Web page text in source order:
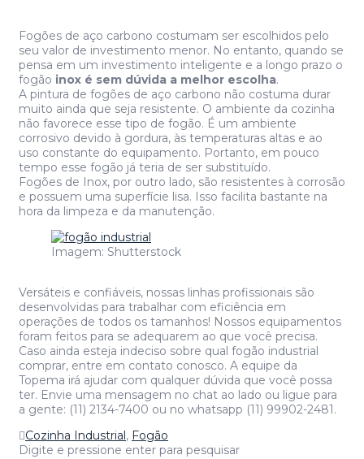
Fogões de aço carbono costumam ser escolhidos pelo
seu valor de investimento menor. No entanto, quando se
pensa em um investimento inteligente e a longo prazo o
fogão inox é sem dúvida a melhor escolha.
A pintura de fogões de aço carbono não costuma durar
muito ainda que seja resistente. O ambiente da cozinha
não favorece esse tipo de fogão. É um ambiente
corrosivo devido à gordura, às temperaturas altas e ao
uso constante do equipamento. Portanto, em pouco
tempo esse fogão já teria de ser substituído.
Fogões de Inox, por outro lado, são resistentes à corrosão
e possuem uma superfície lisa. Isso facilita bastante na
hora da limpeza e da manutenção.
Imagem: Shutterstock
Versáteis e confiáveis, nossas linhas profissionais são
desenvolvidas para trabalhar com eficiência em
operações de todos os tamanhos! Nossos equipamentos
foram feitos para se adequarem ao que você precisa.
Caso ainda esteja indeciso sobre qual fogão industrial
comprar, entre em contato conosco. A equipe da
Topema irá ajudar com qualquer dúvida que você possa
ter. Envie uma mensagem no chat ao lado ou ligue para
a gente: (11) 2134-7400 ou no whatsapp (11) 99902-2481.
Cozinha Industrial , Fogão
Digite e pressione enter para pesquisar